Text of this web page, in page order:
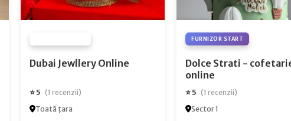
Dubai Jewllery Online
⭐ 5 (1 recenzii)
Toată țara
FURNIZOR START
Dolce Strati -
online
⭐ 5 (1 recenzii)
Sector 1